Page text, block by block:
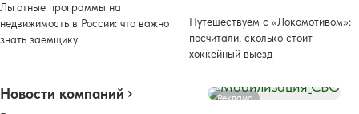
Льготные программы на
недвижимость в России: что важно
знать заемщику
Путешествуем с «Локомотивом»:
посчитали, сколько стоит
хоккейный выезд
Новости компаний Реклама